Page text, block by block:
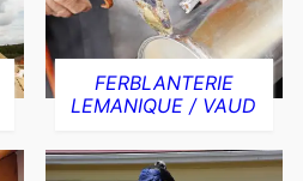
FERBLANTERIE
LEMANIQUE / VAUD